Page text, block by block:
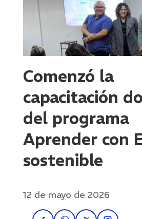
Comenzó la
capacitación
del programa
Aprender con
sostenible
12 de mayo de 2026